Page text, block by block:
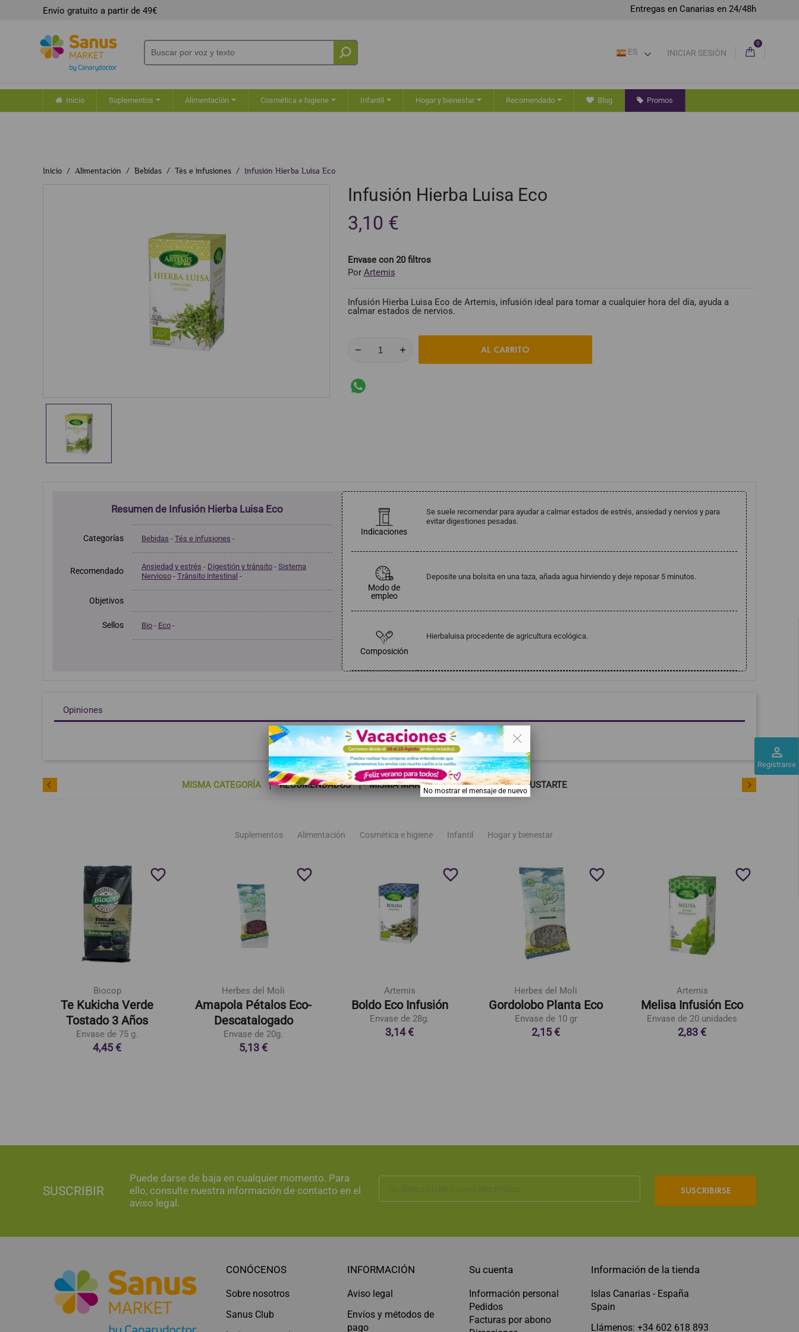
Envío gratuito a partir de 49€ Entregas en Canarias en 24/48h
ES INICIAR SESIÓN
0
perm_identity
Registrarse
Inicio Suplementos Alimentación Cosmética e higiene Infantil Hogar y bienestar Recomendado Blog Promos
Inicio Alimentación Bebidas Tés e infusiones Infusión Hierba Luisa Eco
Infusión Hierba Luisa Eco
3,10 €
Envase con 20 filtros
Por Artemis
Infusión Hierba Luisa Eco de Artemis, infusión ideal para tomar a cualquier hora del día, ayuda a
calmar estados de nervios.
AL CARRITO
Resumen de Infusión Hierba Luisa Eco
Categorías Bebidas - Tés e infusiones -
Recomendado Ansiedad y estrés - Digestión y tránsito - Sistema
Nervioso - Tránsito intestinal -
Objetivos
Sellos Bio - Eco -
Indicaciones
Se suele recomendar para ayudar a calmar estados de estrés, ansiedad y nervios y para
evitar digestiones pesadas.
Modo de
empleo
Deposite una bolsita en una taza, añada agua hirviendo y deje reposar 5 minutos.
Composición
Hierbaluisa procedente de agricultura ecológica.
Opiniones
Haga clic aquí para dejar una opinión
MISMA CATEGORÍA RECOMENDADOS MISMA MARCA TAMBIÉN PODRÍA GUSTARTE
Suplementos Alimentación Cosmética e higiene Infantil Hogar y bienestar
Biocop
Te Kukicha Verde
Tostado 3 Años
Envase de 75 g.
4,45 €
favorite_border
Herbes del Moli
Amapola Pétalos Eco-
Descatalogado
Envase de 20g.
5,13 €
favorite_border
Artemis
Boldo Eco Infusión
Envase de 28g.
3,14 €
favorite_border
Herbes del Moli
Gordolobo Planta Eco
Envase de 10 gr
2,15 €
favorite_border
Artemis
Melisa Infusión Eco
Envase de 20 unidades
2,83 €
favorite_border
SUSCRIBIR
Puede darse de baja en cualquier momento. Para
ello, consulte nuestra información de contacto en el
aviso legal.
SUSCRIBIRSE
CONÓCENOS
Sobre nosotros
Sanus Club
INFORMACIÓN
Aviso legal
Envíos y métodos de
pago
Su cuenta
Información personal
Pedidos
Facturas por abono
Información de la tienda
Islas Canarias - España
Spain
Llámenos: +34 602 618 893
. .
No mostrar el mensaje de nuevo